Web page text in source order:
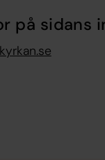
på sidans